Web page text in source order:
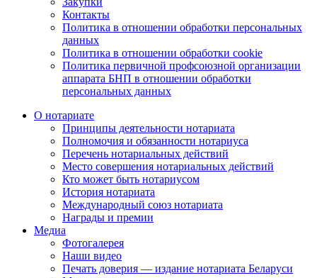
Контакты
Политика в отношении обработки персональных
данных
Политика в отношении обработки cookie
Политика первичной профсоюзной организации
аппарата БНП в отношении обработки
персональных данных
О нотариате
Принципы деятельности нотариата
Полномочия и обязанности нотариуса
Перечень нотариальных действий
Место совершения нотариальных действий
Кто может быть нотариусом
История нотариата
Международный союз нотариата
Награды и премии
Медиа
Фотогалерея
Наши видео
Печать доверия — издание нотариата Беларуси